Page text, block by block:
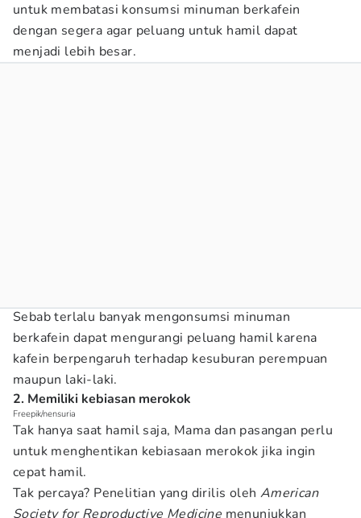
untuk membatasi konsumsi minuman berkafein
dengan segera agar peluang untuk hamil dapat
menjadi lebih besar.
Sebab terlalu banyak mengonsumsi minuman
berkafein dapat mengurangi peluang hamil karena
kafein berpengaruh terhadap kesuburan perempuan
maupun laki-laki.
2. Memiliki kebiasan merokok
Freepik/nensuria
Tak hanya saat hamil saja, Mama dan pasangan perlu
untuk menghentikan kebiasaan merokok jika ingin
cepat hamil.
Tak percaya? Penelitian yang dirilis oleh American
Society for Reproductive Medicine menunjukkan